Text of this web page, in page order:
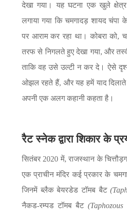
देखा गया। यह घटना एक खुले
लगाया गया कि चमगादड़ शायद चंपा
पर आराम कर रहा था। कोबरा को,
तरफ से निगलते हुए देखा गया, और
ताकि वह उसे उल्टी न कर दे। ऐसे
ओझल रहते हैं, और यह हमें याद दिलाते
अपनी एक अलग कहानी कहता है।
रैट स्नेक द्वारा शिकार के
सितंबर 2020 में, राजस्थान के
एक प्राचीन मंदिर कई प्रकार के
जिनमें ब्लैक बेयरडेड टॉमब बैट
नैकड-रम्पड टॉमब बैट